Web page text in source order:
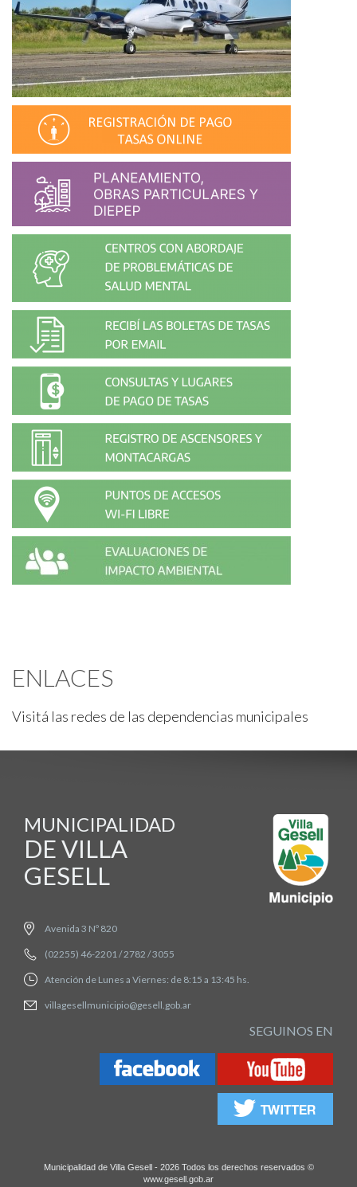
ENLACES
Visitá las redes de las dependencias municipales
MUNICIPALIDAD
DE VILLA
GESELL
Avenida 3 Nº 820
(02255) 46-2201 / 2782 / 3055
Atención de Lunes a Viernes: de 8:15 a 13:45 hs.
villagesellmunicipio@gesell.gob.ar
SEGUINOS EN
Municipalidad de Villa Gesell - 2026 Todos los derechos reservados ©
www.gesell.gob.ar